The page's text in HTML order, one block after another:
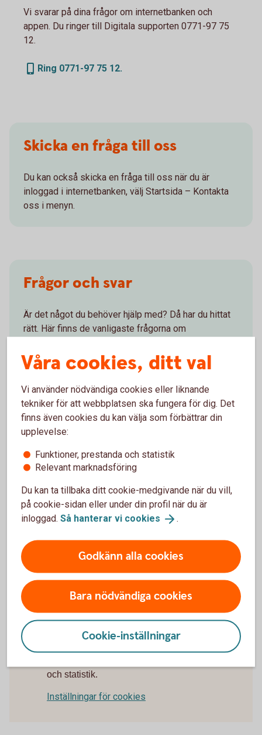
Vi svarar på dina frågor om internetbanken och
appen. Du ringer till Digitala supporten 0771-97 75
12.
Ring 0771-97 75 12.
Skicka en fråga till oss
Du kan också skicka en fråga till oss när du är
inloggad i internetbanken, välj Startsida – Kontakta
oss i menyn.
Frågor och svar
Är det något du behöver hjälp med? Då har du hittat
rätt. Här finns de vanligaste frågorna om
Internetbanken förföretag
Internetbanken för enskildfirma
Appen för
Webbläsare
Här hittar du information om vilka webbläsare vi
Webbläsare
och statistik.
Inställningar för cookies
Våra cookies, ditt val
Vi använder nödvändiga cookies eller liknande
tekniker för att webbplatsen ska fungera för dig. Det
finns även cookies du kan välja som förbättrar din
upplevelse:
Funktioner, prestanda och statistik
Relevant marknadsföring
Du kan ta tillbaka ditt cookie-medgivande när du vill,
på cookie-sidan eller under din profil när du är
inloggad. Så hanterar vi cookies .
Godkänn alla cookies
Bara nödvändiga cookies
Cookie-inställningar